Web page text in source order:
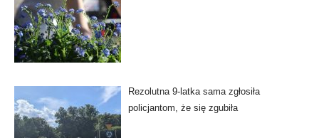
Rezolutna 9-latka sama zgłosiła
policjantom, że się zgubiła